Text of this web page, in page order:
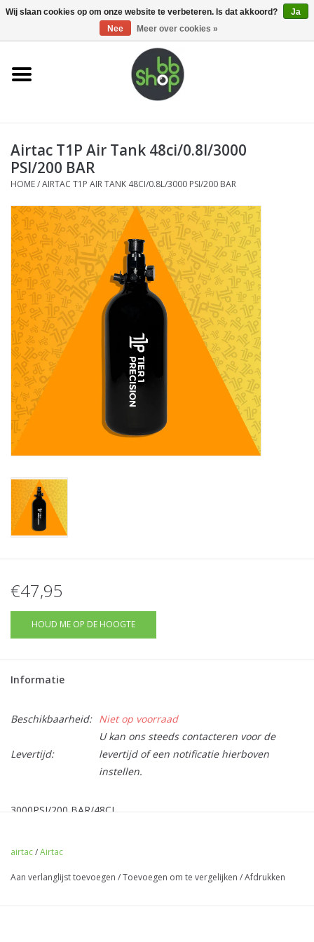
0 Artikelen - €0,00
Home
Supplies
Airsoft guns
Magazines
UPGRADE PARTS
Electronics
Tactical Equipment
Deals
Merken
Airtac T1P Air Tank 48ci/0.8l/3000
PSI/200 BAR
HOME/AIRTAC T1P AIR TANK 48CI/0.8L/3000 PSI/200 BAR
€47,95
HOUD ME OP DE HOOGTE
Informatie
Beschikbaarheid: Niet op voorraad
Levertijd:
U kan ons steeds contacteren voor de
levertijd of een notificatie hierboven
instellen.
3000PSI/200 BAR/48CI
result in death, personal injury or property damage. This cylinder
exceed the cylinders marked capacity.
airtac/Airtac
Aan verlanglijst toevoegen /Toevoegen om te vergelijken /Afdrukken
Wij slaan cookies op om onze website te verbeteren. Is dat akkoord?
Ja
Nee
Meer over cookies »